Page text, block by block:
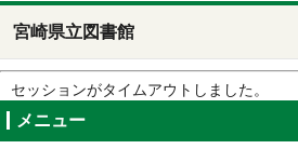
宮崎県立図書館
セッションがタイムアウトしました。
メニュー